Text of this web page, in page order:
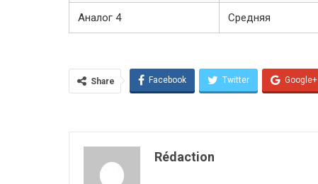
Аналог 4 Средняя
Share Facebook Twitter Google+
Rédaction